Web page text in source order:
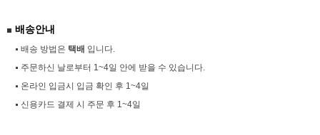
배송안내
배송 방법은 택배 입니다.
주문하신 날로부터 1~4일 안에 받을 수 있습니다.
온라인 입금시 입금 확인 후 1~4일
신용카드 결제 시 주문 후 1~4일